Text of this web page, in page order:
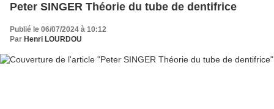
Peter SINGER Théorie du tube de dentifrice
Publié le 06/07/2024 à 10:12
Par Henri LOURDOU